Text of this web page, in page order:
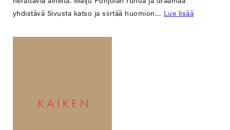
yhdistävä Sivusta katso ja siirtää huomion… Lue lisää